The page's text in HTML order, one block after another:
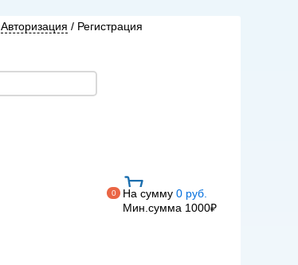
Авторизация / Регистрация
0 На сумму 0 руб.
Мин.сумма 1000₽